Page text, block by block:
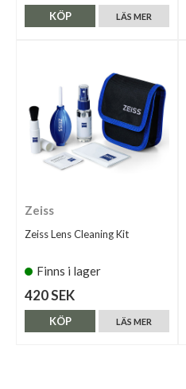
LÄS MER
KÖP
Zeiss
Zeiss Lens Cleaning Kit
Finns i lager
420 SEK
LÄS MER
KÖP